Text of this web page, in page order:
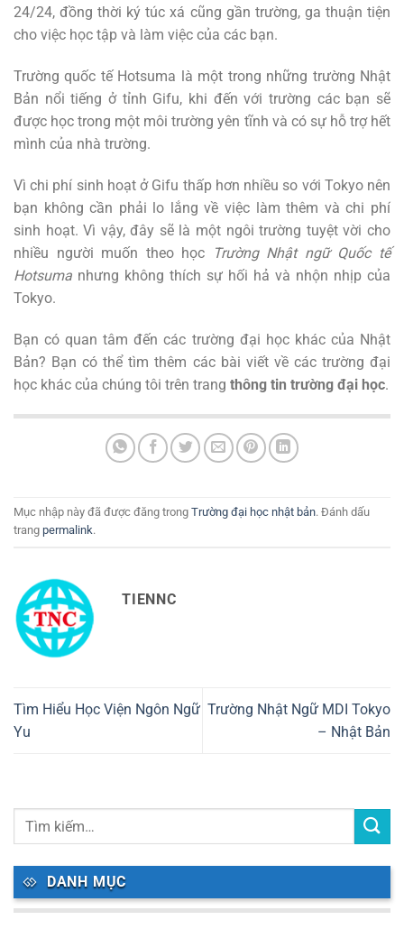
24/24, đồng thời ký túc xá cũng gần trường, ga thuận tiện
cho việc học tập và làm việc của các bạn.
Trường quốc tế Hotsuma là một trong những trường Nhật
Bản nổi tiếng ở tỉnh Gifu, khi đến với trường các bạn sẽ
được học trong một môi trường yên tĩnh và có sự hỗ trợ hết
mình của nhà trường.
Vì chi phí sinh hoạt ở Gifu thấp hơn nhiều so với Tokyo nên
bạn không cần phải lo lắng về việc làm thêm và chi phí
sinh hoạt. Vì vậy, đây sẽ là một ngôi trường tuyệt vời cho
nhiều người muốn theo học
Trường Nhật ngữ Quốc tế
Hotsuma nhưng không thích sự hối hả và nhộn nhịp của
Tokyo.
Bạn có quan tâm đến các trường đại học khác của Nhật
Bản? Bạn có thể tìm thêm các bài viết về các trường đại
học khác của chúng tôi trên trang thông tin trường đại học.
Mục nhập này đã được đăng trong Trường đại học nhật bản. Đánh dấu
trang permalink.
TIENNC
Tìm Hiểu Học Viện Ngôn Ngữ
Yu
Trường Nhật Ngữ MDI Tokyo
– Nhật Bản
DANH MỤC